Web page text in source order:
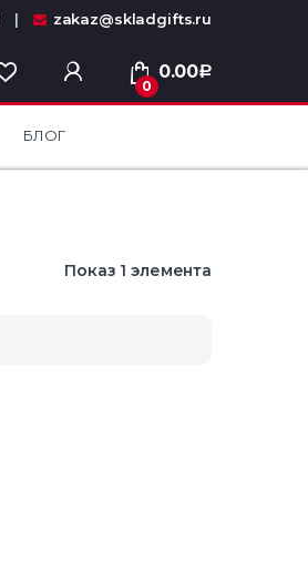
zakaz@skladgifts.ru
0
0.00Р
БЛОГ
Показ 1 элемента